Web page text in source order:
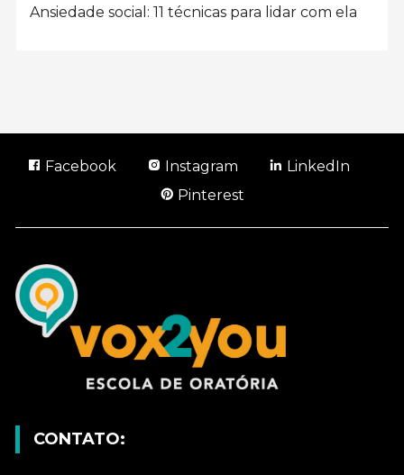
Ansiedade social: 11 técnicas para lidar com ela
Facebook Instagram
LinkedIn
Pinterest
CONTATO: